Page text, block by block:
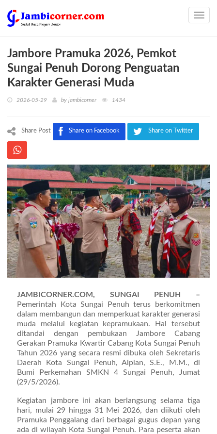
Jambore Pramuka 2026, Pemkot
Sungai Penuh Dorong Penguatan
Karakter Generasi Muda
2026-05-29 by jambicorner 1434
Share Post Share on Facebook Share on Twitter
JAMBICORNER.COM, SUNGAI PENUH –
Pemerintah Kota Sungai Penuh terus berkomitmen
dalam membangun dan memperkuat karakter generasi
muda melalui kegiatan kepramukaan. Hal tersebut
ditandai dengan pembukaan Jambore Cabang
Gerakan Pramuka Kwartir Cabang Kota Sungai Penuh
Tahun 2026 yang secara resmi dibuka oleh Sekretaris
Daerah Kota Sungai Penuh, Alpian, S.E., M.M., di
Bumi Perkemahan SMKN 4 Sungai Penuh, Jumat
(29/5/2026).
Kegiatan jambore ini akan berlangsung selama tiga
hari, mulai 29 hingga 31 Mei 2026, dan diikuti oleh
Pramuka Penggalang dari berbagai gugus depan yang
ada di wilayah Kota Sungai Penuh. Para peserta akan